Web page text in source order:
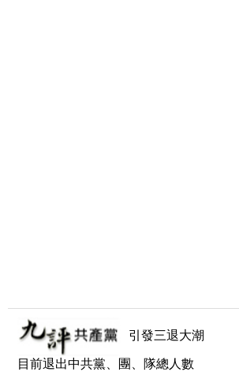
引發三退大潮
目前退出中共黨、團、隊總人數